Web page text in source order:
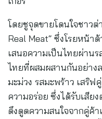
โดยชูจุดขายโดนใจชาว
Real Meat” ซึ่งโรยหน้า
เสนอความเป็นไทยผ่าน
ไทยที่ผสมผสานกันอย่าง
มะม่วง รสมะพร้าว เสริฟ
ความอร่อย ซึ่งได้รับเสีย
ดึงดูดความสนใจจากคู่ค้